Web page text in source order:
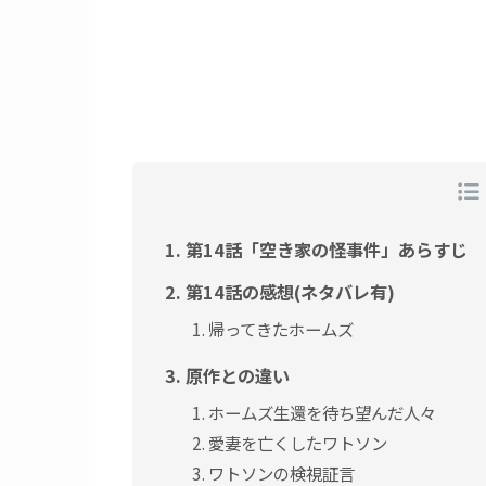
第14話「空き家の怪事件」あらすじ
第14話の感想(ネタバレ有)
帰ってきたホームズ
原作との違い
ホームズ生還を待ち望んだ人々
愛妻を亡くしたワトソン
ワトソンの検視証言